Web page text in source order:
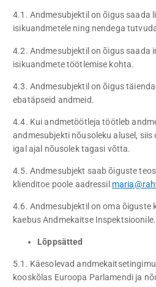
4.1. Andmesubjektil on õigus saada
isikuandmetele ning nendega
4.2. Andmesubjektil on õigus saada
isikuandmete töötlemise kohta.
4.3. Andmesubjektil on õigus
ebatäpseid andmeid.
4.4. Kui andmetöötleja töötleb
andmesubjekti nõusoleku alusel,
igal ajal nõusolek tagasi võtta.
4.5. Andmesubjekt saab õiguste
klienditoe poole aadressil
4.6. Andmesubjektil on oma õiguste
kaebus Andmekaitse Inspektsioonile.
Lõppsätted
5.1. Käesolevad
kooskõlas Euroopa Parlamendi ja